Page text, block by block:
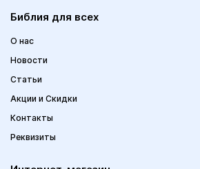
Библия для всех
О нас
Новости
Статьи
Акции и Скидки
Контакты
Реквизиты